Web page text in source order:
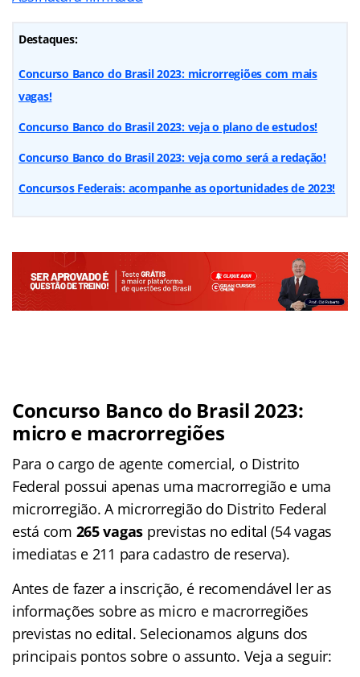
Destaques:
Concurso Banco do Brasil 2023: microrregiões com mais
vagas!
Concurso Banco do Brasil 2023: veja o plano de estudos!
Concurso Banco do Brasil 2023: veja como será a redação!
Concursos Federais: acompanhe as oportunidades de 2023!
Concurso Banco do Brasil 2023:
micro e macrorregiões
Para o cargo de agente comercial, o Distrito
Federal possui apenas uma macrorregião e uma
microrregião. A microrregião do Distrito Federal
está com 265 vagas previstas no edital (54 vagas
imediatas e 211 para cadastro de reserva).
Antes de fazer a inscrição, é recomendável ler as
informações sobre as micro e macrorregiões
previstas no edital. Selecionamos alguns dos
principais pontos sobre o assunto. Veja a seguir: